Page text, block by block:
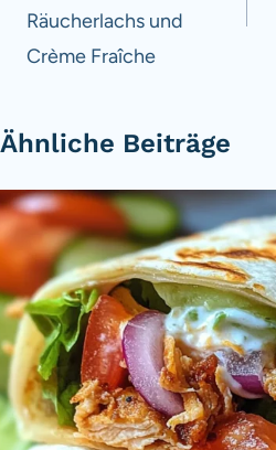
Räucherlachs und
Crème Fraîche
Ähnliche Beiträge